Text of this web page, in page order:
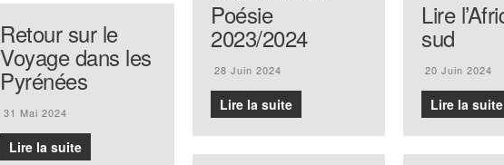
Poésie
2023/2024
28 Juin 2024
Lire la suite
Lire
sud
20 Juin 2024
Lire la suite
Retour sur le
Voyage dans les
Pyrénées
31 Mai 2024
Lire la suite